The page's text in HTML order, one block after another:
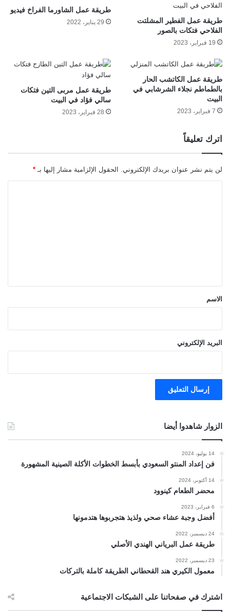
طريقة عمل الفطير المشلتت
الفلاحي فتكات بالصور
19 فبراير، 2023
طريقة عمل الشاورما الفراخ فيديو
29 يناير، 2022
طريقة عمل الكاتشب الحار
بالطماطم نجلاء الشرشابي في
البيت
7 فبراير، 2023
طريقة عمل مربى التين فتكات
سالي فؤاد في البيت
28 فبراير، 2023
اترك تعليقاً
لن يتم نشر عنوان بريدك الإلكتروني. الحقول الإلزامية مشار إليها بـ *
*الاسم
البريد الإلكتروني
الزوار شاهدوا أيضا
14 يوليو، 2024
فن إعداد المنتو السعودي بأبسط الخطوات الأكلة الصينية المشهورة
14 أكتوبر، 2024
محضر الطعام كينوود
6 فبراير، 2023
أفضل وجبة عشاء صحي ولذيذ هتجربوها هتدمونها
24 ديسمبر، 2022
طريقة عمل البرياني الهندي الأصلي
23 ديسمبر، 2022
معمول الكيري هند القحطاني الطريقة كاملة بالتركات
اشترك في صفحاتنا على الشبكات الاجتماعية